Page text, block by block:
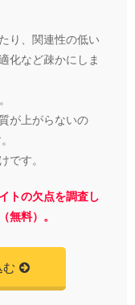
り、関連性の低い
化など疎かにしま
が上がらないの
です。
トの欠点を調査し
無料）。
む